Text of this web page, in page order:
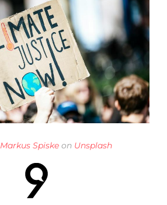
Markus Spiske on Unsplash